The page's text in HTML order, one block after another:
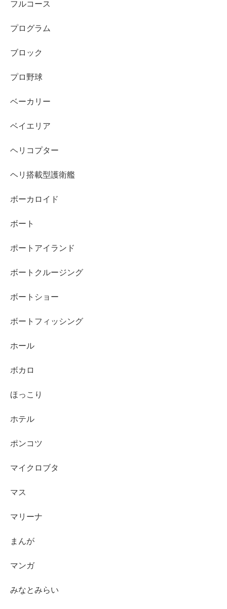
フルコース
プログラム
ブロック
プロ野球
ベーカリー
ベイエリア
ヘリコプター
ヘリ搭載型護衛艦
ボーカロイド
ボート
ポートアイランド
ボートクルージング
ボートショー
ボートフィッシング
ホール
ボカロ
ほっこり
ホテル
ポンコツ
マイクロブタ
マス
マリーナ
まんが
マンガ
みなとみらい